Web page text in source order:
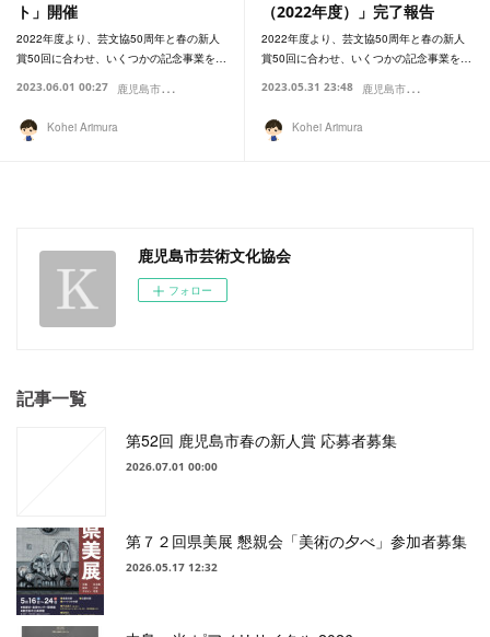
ト」開催
2022年度より、芸文協50周年と春の新人
賞50回に合わせ、いくつかの記念事業を…
2023.06.01 00:27
鹿
児島市会員活動
Kohei Arimura
（2022年度）」完了報告
2022年度より、芸文協50周年と春の新人
賞50回に合わせ、いくつかの記念事業を…
2023.05.31 23:48
鹿
児島市運営
Kohei Arimura
鹿児島市芸術文化協会
フォロー
記事一覧
第52回 鹿児島市春の新人賞 応募者募集
2026.07.01 00:00
第７２回県美展 懇親会「美術の夕べ」参加者募集
2026.05.17 12:32